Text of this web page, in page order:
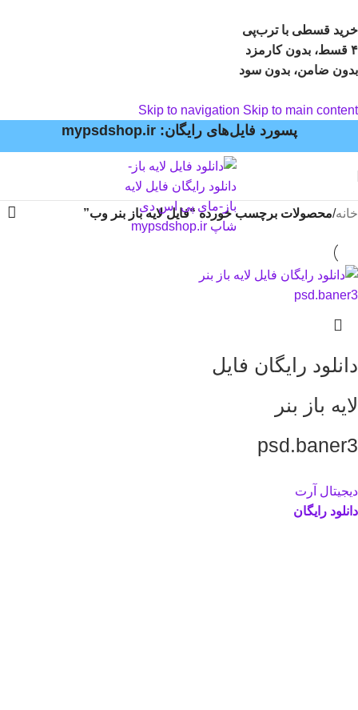
خرید قسطی با ترب‌پی
۴ قسط، بدون کارمزد
بدون ضامن، بدون سود
Skip to navigation Skip to main content
پسورد فایل‌های رایگان: mypsdshop.ir
خانه/محصولات برچسب خورده “فایل لایه باز بنر وب”
دانلود رایگان فایل
لایه باز بنر
psd.baner3
دیجیتال آرت
دانلود رایگان